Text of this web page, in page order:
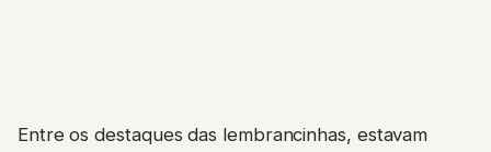
Entre os destaques das lembrancinhas, estavam